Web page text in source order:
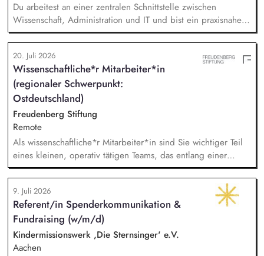
Du arbeitest an einer zentralen Schnittstelle zwischen
Wissenschaft, Administration und IT und bist ein praxisnaher
Allrounder in den verschiedenen Themenbereichen. In dieser
Rolle betreust Du unsere Bibliothek, entwickelst unser
Forschungsinformationssystem (FIS) und das institutionelle
Forschungsdatenmanagement (FDM) weiter. Du sicherst die
Qualität und Nachvollziehbarkeit von
Forschungsinformationen und unterstützt durch Analysen,
Kennzahlen und Berichte die strategische Steuerung des
Instituts.
20. Juli 2026
Wissenschaftliche*r Mitarbeiter*in
(regionaler Schwerpunkt:
Ostdeutschland)
Freudenberg Stiftung
Remote
Als wissenschaftliche*r Mitarbeiter*in sind Sie wichtiger Teil
eines kleinen, operativ tätigen Teams, das entlang einer
klaren Programmatik langfristig soziale Innovation
implementiert. Sie unterstützen die Geschäftsführung bei der
Umsetzung der Stiftungsprogrammatik und entwickeln dabei
die Internationalisierungsstrategie der Stiftung weiter. Sie
übersetzen wissenschaftliche Erkenntnisse in
alltagsangebundene Handlungsansätze entlang unserer
Stiftungsprogrammatik.
9. Juli 2026
Referent/in Spenderkommunikation &
Fundraising (w/m/d)
Kindermissionswerk ,Die Sternsinger' e.V.
Aachen